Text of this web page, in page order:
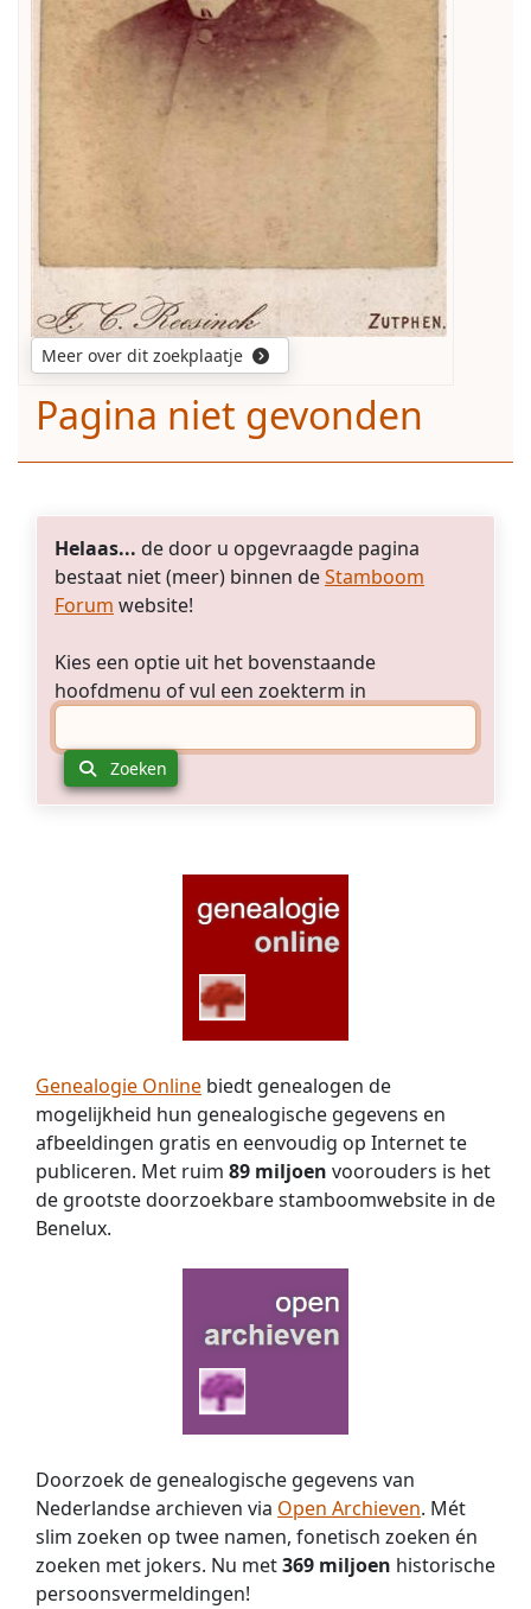
Meer over dit zoekplaatje
Pagina niet gevonden
Helaas... de door u opgevraagde pagina
bestaat niet (meer) binnen deStamboom
Forum website!
Kies een optie uit het bovenstaande
hoofdmenu of vul een zoekterm in
Zoeken
Genealogie Online biedt genealogen de
mogelijkheid hun genealogische gegevens en
afbeeldingen gratis en eenvoudig op Internet te
publiceren. Met ruim 89 miljoen voorouders is het
de grootste doorzoekbare stamboomwebsite in de
Benelux.
Doorzoek de genealogische gegevens van
Nederlandse archieven via Open Archieven. Mét
slim zoeken op twee namen, fonetisch zoeken én
zoeken met jokers. Nu met369 miljoen historische
persoons­vermeldingen!